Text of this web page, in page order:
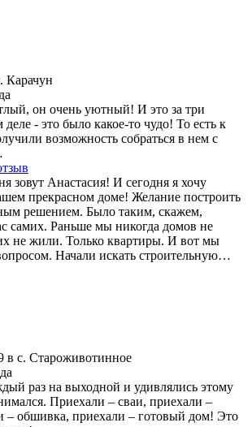
Карачун
он очень уютный! И это за три
- это было какое-то чудо! То есть к
возможность собраться в нем с
зовут Анастасия! И сегодня я хочу
прекрасном доме! Желание построить
решением. Было таким, скажем,
самих. Раньше мы никогда домов не
не жили. Только квартиры. И вот мы
Начали искать строительную…
в с. Староживотинное
раз на выходной и удивлялись этому
Приехали – сваи, приехали –
– обшивка, приехали – готовый дом! Это